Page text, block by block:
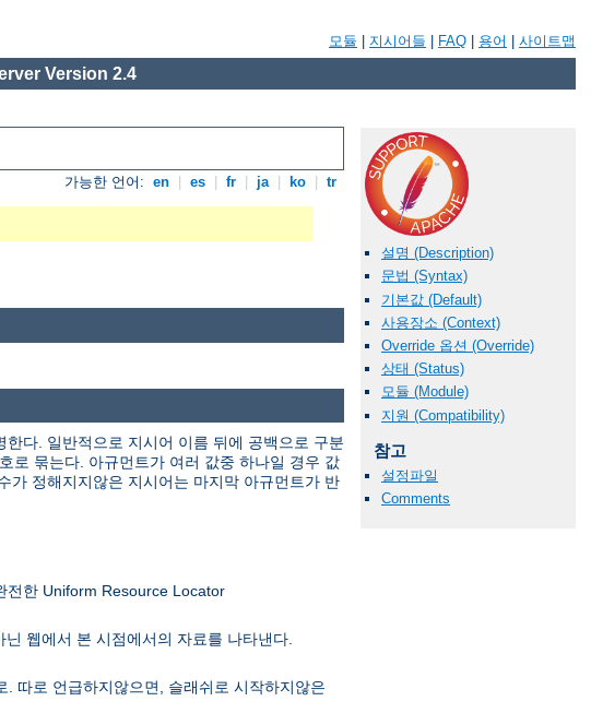
모듈 지시어들 FAQ 용어 사이트맵
Version 2.4
가능한 언어: en es fr ja ko tr
설명 (Description)
문법 (Syntax)
기본값 (Default)
사용장소 (Context)
Override 옵션 (Override)
상태 (Status)
모듈 (Module)
지원 (Compatibility)
참고
설정파일
Comments
다. 일반적으로 지시어 이름 뒤에 공백으로 구분
로 묶는다. 아규먼트가 여러 값중 하나일 경우 값
가 정해지지않은 지시어는 마지막 아규먼트가 반
전한 Uniform Resource Locator
웹에서 본 시점에서의 자료를 나타낸다.
따로 언급하지않으면, 슬래쉬로 시작하지않은